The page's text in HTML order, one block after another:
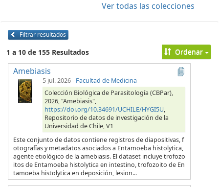
Ver todas las colecciones
Filtrar resultados
1 a 10 de 155 Resultados Ordenar
Amebiasis
5 jul. 2026- Facultad de Medicina
Colección Biológica de Parasitología (CBPar),
2026, "Amebiasis",
https://doi.org/10.34691/UCHILE/HYGI5U,
Repositorio de datos de investigación de la
Universidad de Chile, V1
Este conjunto de datos contiene registros de diapositivas, f
otografías y metadatos asociados a Entamoeba histolytica,
agente etiológico de la amebiasis. El dataset incluye trofozo
itos de Entamoeba histolytica en intestino, trofozoito de En
tamoeba histolytica en deposición, lesion...